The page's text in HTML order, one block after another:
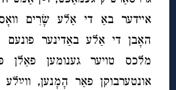
איידער באַ די אַלע שָׂרִים
האָבן די אַלע באַדינער
מלכס טויער גענומען פאַלן
אונטערבוקן פאַר הָמָנען,